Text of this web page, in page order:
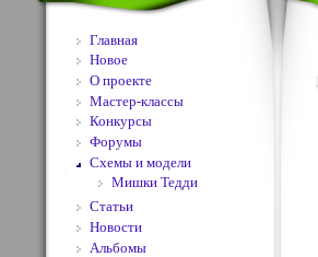
Главная
Новое
О проекте
Мастер-классы
Конкурсы
Форумы
Схемы и модели
Мишки Тедди
Статьи
Новости
Альбомы